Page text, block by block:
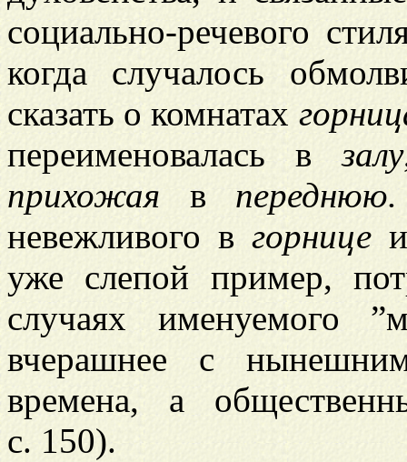
социально-речевого
когда случалось
сказать о комнатах
переименовалась взалу
прихожая в переднюю.
невежливого в горнице
уже слепой пример,
случаях именуемого
вчерашнее с
времена, а
с. 150).